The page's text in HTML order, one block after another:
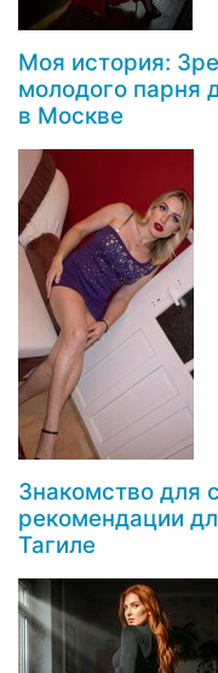
Моя история:
молодого парня
в Москве
Знакомство для
рекомендации
Тагиле